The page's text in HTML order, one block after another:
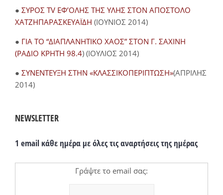
● ΣΥΡΟΣ TV ΕΦ’ΟΛΗΣ ΤΗΣ ΥΛΗΣ ΣΤΟΝ ΑΠΟΣΤΟΛΟ
ΧΑΤΖΗΠΑΡΑΣΚΕΥΑΪΔΗ (ΙΟΥΝΙΟΣ 2014)
● ΓΙΑ ΤΟ “ΔΙΑΠΛΑΝΗΤΙΚΟ ΧΑΟΣ” ΣΤΟΝ Γ. ΣΑΧΙΝΗ
(ΡΑΔΙΟ ΚΡΗΤΗ 98.4) (ΙΟΥΛΙΟΣ 2014)
● ΣΥΝΕΝΤΕΥΞΗ ΣΤΗΝ «ΚΛΑΣΣΙΚΟΠΕΡΙΠΤΩΣΗ»(ΑΠΡΙΛΗΣ
2014)
NEWSLETTER
1 email κάθε ημέρα με όλες τις αναρτήσεις της ημέρας
Γράψτε το email σας: